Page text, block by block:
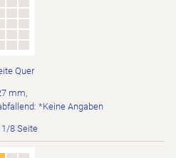
Quer
mm,
*Keine Angaben
1/8 Seite